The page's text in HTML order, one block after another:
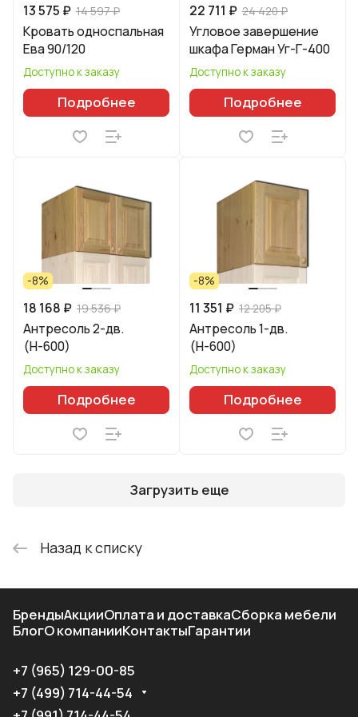
13 575 ₽ 14 597 ₽
Кровать односпальная
Ева 90/120
Доступно к заказу
Подробнее
22 711 ₽ 24 420 ₽
Угловое завершение
шкафа Герман Уг-Г-400
Доступно к заказу
Подробнее
-8%
18 168 ₽ 19 536 ₽
Антресоль 2-дв.
(Н-600)
Доступно к заказу
Подробнее
-8%
11 351 ₽ 12 205 ₽
Антресоль 1-дв.
(Н-600)
Доступно к заказу
Подробнее
Загрузить еще
Назад к списку
БрендыАкцииОплата и доставкаСборка мебели
БлогО компанииКонтактыГарантии
+7 (965) 129-00-85
+7 (499) 714-44-54